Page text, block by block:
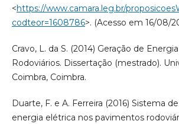
<https://www.camara.leg.br/
codteor=1608786>. (Acesso em 16/08/
Cravo, L. da S. (2014) Geração de
Rodoviários. Dissertação (mestrado).
Coimbra, Coimbra.
Duarte, F. e A. Ferreira (2016) Sistema
energia elétrica nos pavimentos